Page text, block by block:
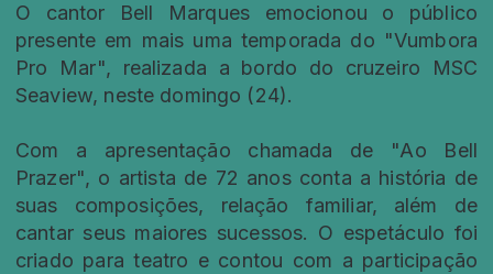
O cantor Bell Marques emocionou o público
presente em mais uma temporada do "Vumbora
Pro Mar", realizada a bordo do cruzeiro MSC
Seaview, neste domingo (24).
Com a apresentação chamada de "Ao Bell
Prazer", o artista de 72 anos conta a história de
suas composições, relação familiar, além de
cantar seus maiores sucessos. O espetáculo foi
criado para teatro e contou com a participação